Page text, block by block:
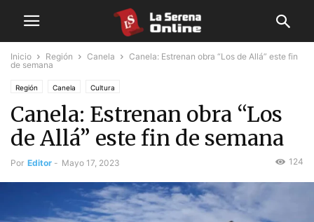
Inicio Región Canela
Canela: Estrenan obra “Los de Allá” este fin
de semana
Región Canela Cultura
Canela: Estrenan obra “Los
de Allá” este fin de semana
Por Editor - Mayo 17, 2023 124